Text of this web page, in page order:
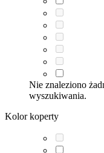
Nie znaleziono
wyszukiwania.
Kolor koperty